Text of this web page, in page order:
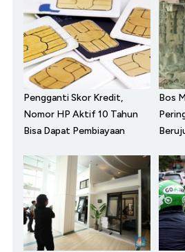
Pengganti Skor Kredit,
Nomor HP Aktif 10 Tahun
Bisa Dapat Pembiayaan
Bos